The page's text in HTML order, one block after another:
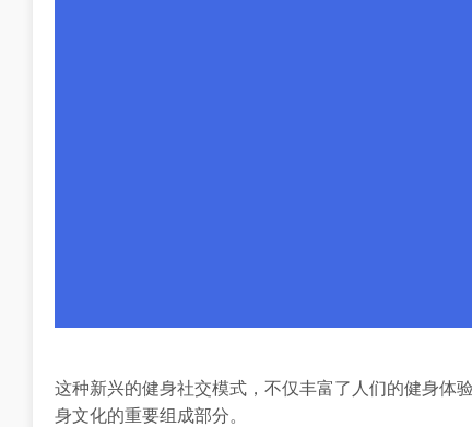
这种新兴的健身社交模式，不仅丰富了人们的健身体
身文化的重要组成部分。